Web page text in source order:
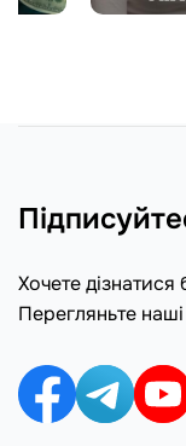
Хочете
Перегляньте